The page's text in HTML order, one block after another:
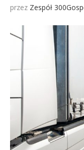
przez Zespół